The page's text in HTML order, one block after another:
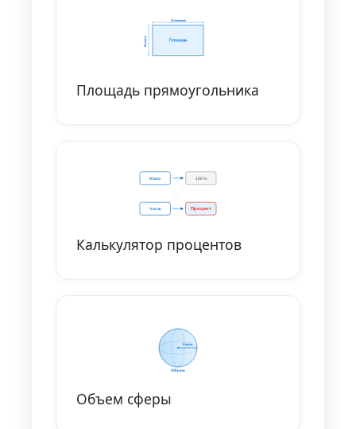
Площадь прямоугольника
Калькулятор процентов
Объем сферы